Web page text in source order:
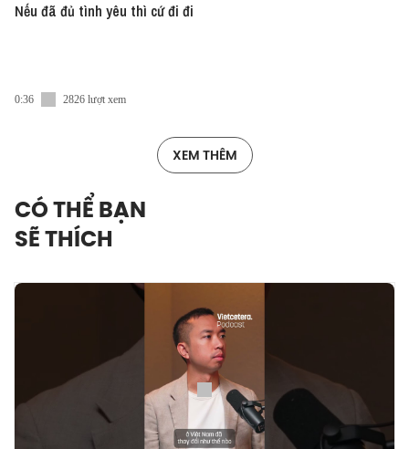
Nếu đã đủ tình yêu thì cứ đi đi
0:36 2826 lượt xem
XEM THÊM
CÓ THỂ BẠN
SẼ THÍCH